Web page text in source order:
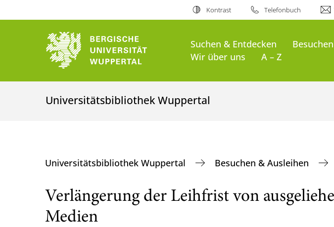
Kontrast Telefonbuch
Suchen & Entdecken
Wir über uns
A – Z
Universitätsbibliothek Wuppertal
Universitätsbibliothek Wuppertal Besuchen & Ausleihen
Verlängerung der Leihfrist von
Medien